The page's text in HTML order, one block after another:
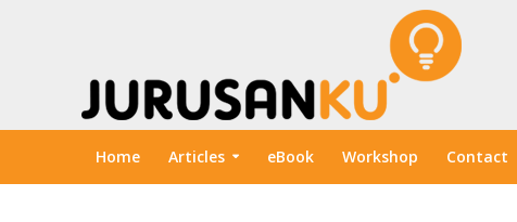
Home Articles eBook Workshop Contact